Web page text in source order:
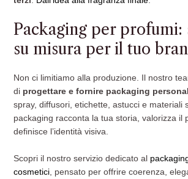
Packaging per profumi:
su misura per il tuo
Non ci limitiamo alla produzione. Il nostro
di progettare e fornire packaging
spray, diffusori, etichette, astucci e materiali
packaging racconta la tua storia, valorizza il
definisce l’identità visiva.
Scopri il nostro servizio dedicato al
cosmetici, pensato per offrire coerenza,